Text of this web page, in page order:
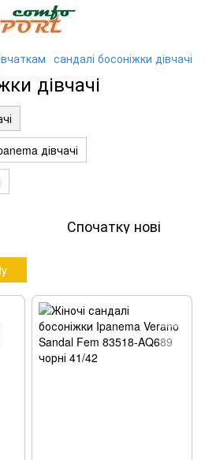
сандалі босоніжки дівчачі
дівчачі
дівчачі
Спочатку нові